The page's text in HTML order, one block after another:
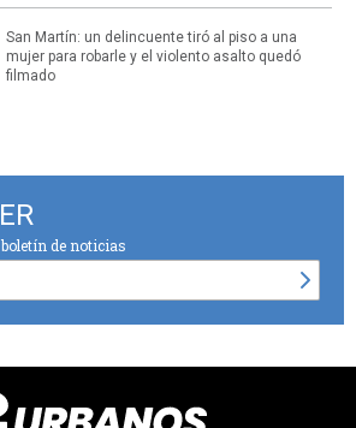
San Martín: un delincuente tiró al piso a una
mujer para robarle y el violento asalto quedó
filmado
de noticias